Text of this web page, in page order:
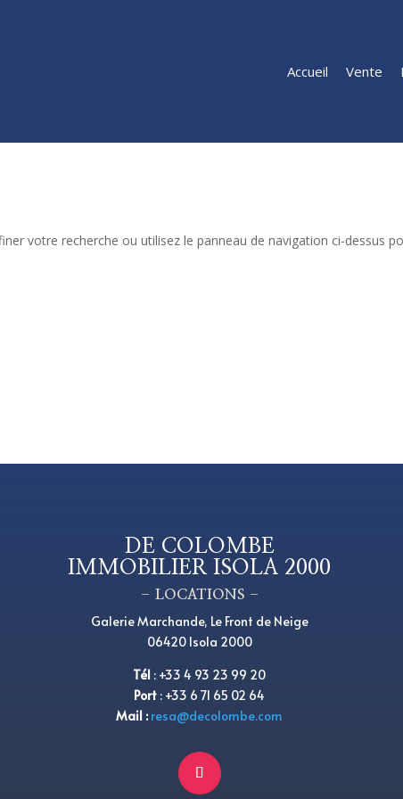
Accueil Vente
votre recherche ou utilisez le panneau de navigation ci-dessus
DE COLOMBE
IMMOBILIER ISOLA 2000
– LOCATIONS –
Galerie Marchande, Le Front de Neige
06420 Isola 2000
Tél : +33 4 93 23 99 20
Port : +33 6 71 65 02 64
Mail : resa@decolombe.com